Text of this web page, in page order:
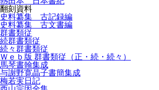
翻刻資料
史料纂集 古記録編
史料纂集 古文書編
群書類従
続群書類従
続々群書類従
Ｗｅｂ版 群書類従（正・続・続々）
馬琴書翰集成
与謝野寛晶子書簡集成
梅若実日記